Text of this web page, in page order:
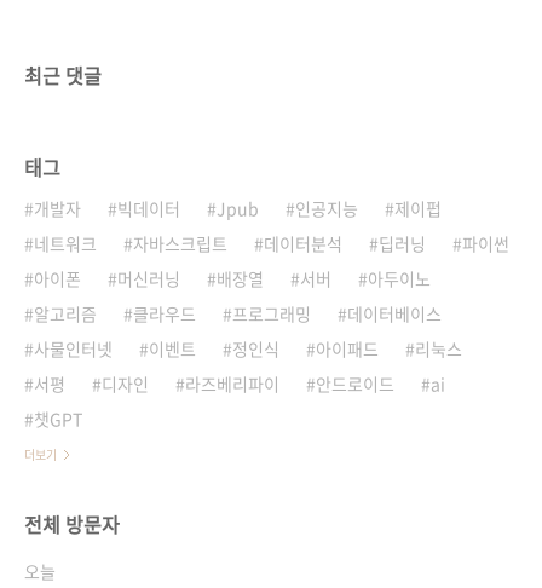
최근 댓글
태그
개발자 빅데이터 Jpub 인공지능
제이펍
네트워크
자바스크립트 데이터분석 딥러닝
파이썬
아이폰
머신러닝 배장열 서버
아두이노
알고리즘
클라우드 프로그래밍
데이터베이스
사물인터넷
이벤트 정인식 아이패드
리눅스
서평
디자인 라즈베리파이 안드로이드
ai
챗GPT
더보기
전체 방문자
오늘